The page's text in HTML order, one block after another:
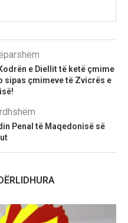
e Diellit të ketë çmime
sipas çmimeve të Zvicrës e
Penal të Maqedonisë së